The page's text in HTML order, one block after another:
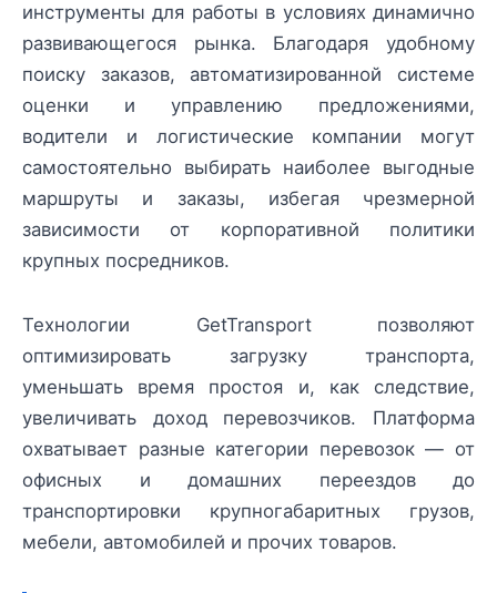
инструменты для работы в условиях динамично
развивающегося рынка. Благодаря удобному
поиску заказов, автоматизированной системе
оценки и управлению предложениями,
водители и логистические компании могут
самостоятельно выбирать наиболее выгодные
маршруты и заказы, избегая чрезмерной
зависимости от корпоративной политики
крупных посредников.
Технологии GetTransport позволяют
оптимизировать загрузку транспорта,
уменьшать время простоя и, как следствие,
увеличивать доход перевозчиков. Платформа
охватывает разные категории перевозок — от
офисных и домашних переездов до
транспортировки крупногабаритных грузов,
мебели, автомобилей и прочих товаров.